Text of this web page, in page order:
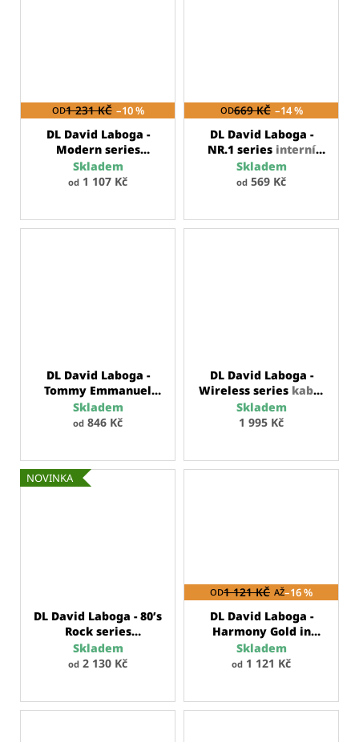
OD1 231 KČ –10 %
DL David Laboga -
Modern series
nástrojový kabel
Skladem
od 1 107 Kč
OD669 KČ –14 %
DL David Laboga -
NR.1 series interní
kytarový kabel
Skladem
od 569 Kč
DL David Laboga -
Tommy Emmanuel
seriespropojovací
kabel
Skladem
od 846 Kč
DL David Laboga -
Wireless series kabel
pro bezdrátové
systémy
Skladem
1 995 Kč
NOVINKA
DL David Laboga - 80’s
Rock series
nástrojový kabel
Skladem
od 2 130 Kč
OD1 121 KČ AŽ–16 %
DL David Laboga -
Harmony Gold in
Black series
mikrofonní kabel
Skladem
od 1 121 Kč